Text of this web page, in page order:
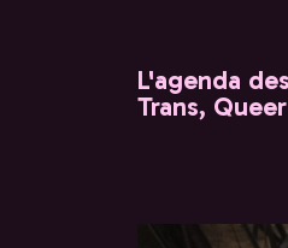
L'agenda
Trans,